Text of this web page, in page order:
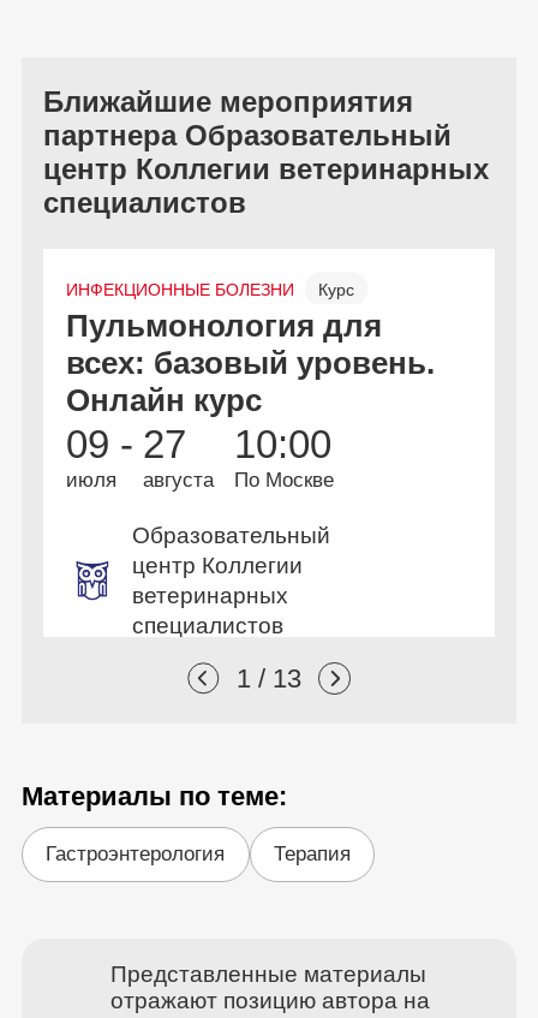
Ближайшие мероприятия
партнера Образовательный
центр Коллегии ветеринарных
специалистов
ИНФЕКЦИОННЫЕ БОЛЕЗНИ Курс
Онлайн Бесплатно
Пульмонология для
всех: базовый уровень.
Онлайн курс
09 -
июля
27
августа
10:00
По Москве
Образовательный
центр Коллегии
ветеринарных
специалистов
1 / 13
Материалы по теме:
Гастроэнтерология Терапия
Представленные материалы
отражают позицию автора на